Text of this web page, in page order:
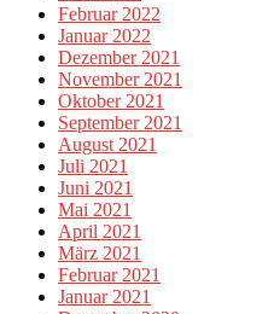
Februar 2022
Januar 2022
Dezember 2021
November 2021
Oktober 2021
September 2021
August 2021
Juli 2021
Juni 2021
Mai 2021
April 2021
März 2021
Februar 2021
Januar 2021